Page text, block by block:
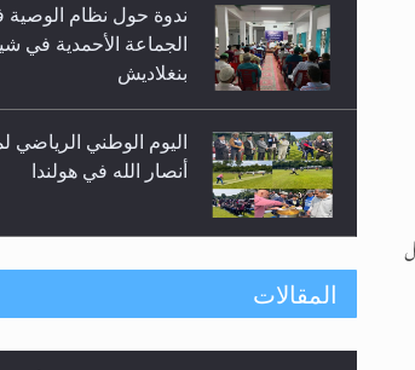
ندوة حول نظام الوصية
الجماعة الأحمدية في
بنغلاديش
اليوم الوطني
أنصار الله في هولندا
إتمام حفظ القرآن
المقالات